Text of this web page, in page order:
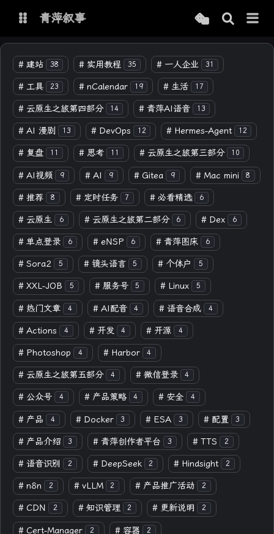
博客
青萍 AI 图床 青萍 AI 视频
青萍 AI 电商 青萍 AI 语音
青萍叙事
# 建站 38 # 实用教程 35 # 一人企业 31
# 工具 23 # nCalendar 19 # 生活 17
# 云原生之旅第四部分 14 # 青萍AI语音 13
# AI 漫剧 13 # DevOps 12 # Hermes-Agent 12
# 复盘 11 # 思考 11 # 云原生之旅第三部分 10
# AI视频 9 # AI 9 # Gitea 9 # Mac mini 8
# 推荐 8 # 定时任务 7 # 必看精选 6
# 云原生 6 # 云原生之旅第二部分 6 # Dex 6
# 单点登录 6 # eNSP 6 # 青萍图床 6
# Sora2 5 # 镜头语言 5 # 个体户 5
# XXL-JOB 5 # 服务号 5 # Linux 5
# 热门文章 4 # AI配音 4 # 语音合成 4
# Actions 4 # 开发 4 # 开源 4
# Photoshop 4 # Harbor 4
# 云原生之旅第五部分 4 # 微信登录 4
# 公众号 4 # 产品策略 4 # 安全 4
# 产品 4 # Docker 3 # ESA 3 # 配置 3
# 产品介绍 3 # 青萍创作者平台 3 # TTS 2
# 语音识别 2 # DeepSeek 2 # Hindsight 2
# n8n 2 # vLLM 2 # 产品推广活动 2
# CDN 2 # 知识管理 2 # 更新说明 2
# Cert-Manager 2 # 容器 2